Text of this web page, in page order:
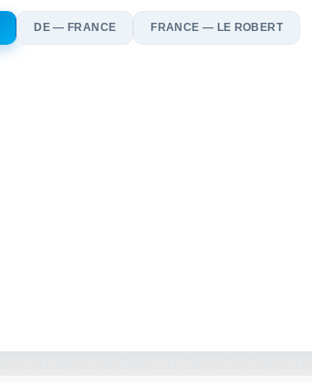
DE — FRANCE FRANCE — LE ROBERT